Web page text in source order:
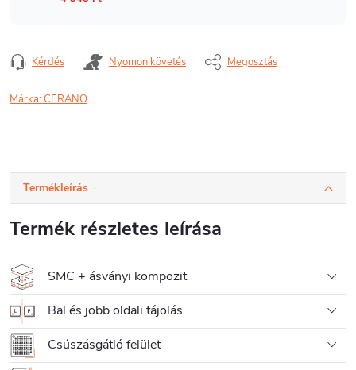
Kérdés Nyomon követés Megosztás
Márka:CERANO
Termékleírás
Termék részletes leírása
SMC + ásványi kompozit
Bal és jobb oldali tájolás
Csúszásgátló felület